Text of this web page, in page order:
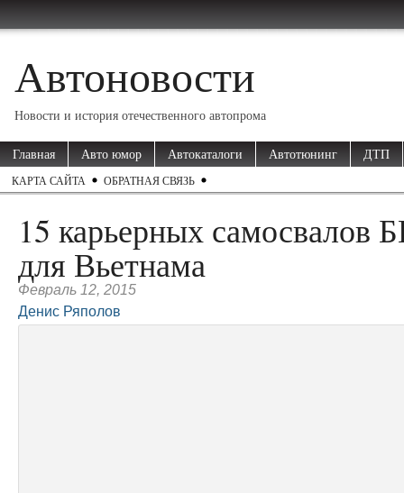
Автоновости
Новости и история отечественного автопрома
Главная Авто юмор Автокаталоги Автотюнинг ДТП
КАРТА САЙТА ОБРАТНАЯ СВЯЗЬ
15 карьерных самосвалов
для Вьетнама
Февраль 12, 2015
Денис Ряполов